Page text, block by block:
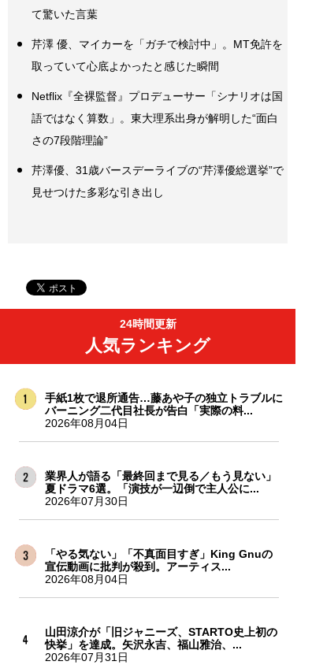
て驚いた言葉
芹澤 優、マイカーを「ガチで検討中」。MT免許を
取っていて心底よかったと感じた瞬間
Netflix『全裸監督』プロデューサー「シナリオは国
語ではなく算数」。東大理系出身が解明した“面白
さの7段階理論”
芹澤優、31歳バースデーライブの“芹澤優総選挙”で
見せつけた多彩な引き出し
24時間更新
人気ランキング
手紙1枚で退所通告…藤あや子の独立トラブルに
バーニング二代目社長が告白「実際の料...
2026年08月04日
業界人が語る「最終回まで見る／もう見ない」
夏ドラマ6選。「演技が一辺倒で主人公に...
2026年07月30日
「やる気ない」「不真面目すぎ」King Gnuの
宣伝動画に批判が殺到。アーティス...
2026年08月04日
山田涼介が「旧ジャニーズ、STARTO史上初の
快挙」を達成。矢沢永吉、福山雅治、...
2026年07月31日